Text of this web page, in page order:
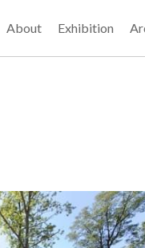
About Exhibition